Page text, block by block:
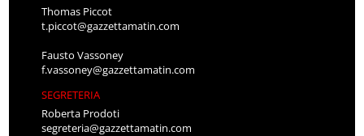
Thomas Piccot
t.piccot@gazzettamatin.com
Fausto Vassoney
f.vassoney@gazzettamatin.com
SEGRETERIA
Roberta Prodoti
segreteria@gazzettamatin.com